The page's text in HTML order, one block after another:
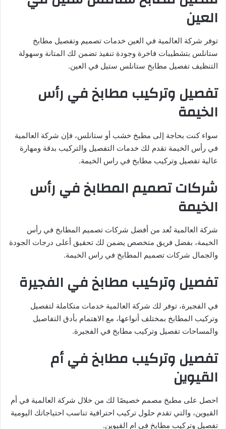
العين
توفر شركة العالمية في العين خدمات تصميم وتفصيل مطابخ
ستانلس بتشطيبات فاخرة وجودة تنفيذ تضمن لك المتانة وسهولة
التنظيف تفصيل مطابخ ستانلس ستيل في العين.
تفصيل وتركيب مطابخ في رأس
الخيمة
سواء كنت بحاجة إلى مطبخ خشب أو ستانلس، فإن شركة العالمية
في رأس الخيمة تقدم لك خدمات التفصيل والتركيب بدقة ومهارة
عالية تفصيل وتركيب مطابخ في راس الخيمة.
شركات تصميم المطابخ في رأس
الخيمة
شركة العالمية تُعد من أفضل شركات تصميم المطابخ في رأس
الخيمة، بفضل فريق متخصص يضمن لك تحقيق أعلى درجات الجودة
والجمال شركات تصميم المطابخ في راس الخيمة.
تفصيل وتركيب مطابخ في الفجيرة
في الفجيرة، توفر لك شركة العالمية خدمات متكاملة لتفصيل
وتركيب المطابخ بمختلف أنواعها، مع الاهتمام بأدق التفاصيل
والمساحات تفصيل وتركيب مطابخ في الفجيرة.
تفصيل وتركيب مطابخ في أم
القيوين
احصل على مطبخ مصمم خصيصًا لك من خلال شركة العالمية في أم
القيوين، والتي تقدم حلول تركيب احترافية تناسب احتياجاتك اليومية
تفصيل وتركيب مطابخ في ام القيوين.